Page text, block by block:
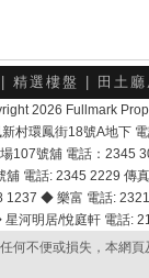
精選樓盤 田土
2026 Fullmark
新村環鳳街18號A地下
107號舖 電話：2345
舖 電話: 2345 2229
1237 ◆ 樂富 電話:
河明居/悅庭軒 電話
何不便或損失，本網